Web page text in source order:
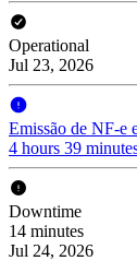
Operational
Jul 23, 2026
Emissão de NF-e
4 hours 39
Downtime
14 minutes
Jul 24, 2026